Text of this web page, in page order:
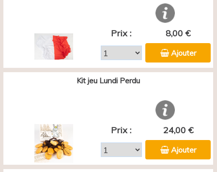
Prix : 8,00 €
Ajouter
Kit jeu Lundi Perdu
Prix : 24,00 €
Ajouter